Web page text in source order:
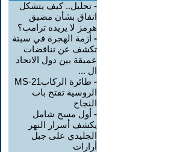
- تحليل.. كيف يتشكل
اتفاق بشأن مضيق
هرمز لا يريده ترامب؟
- أزمة الهجرة في سبتة
تكشف عن تناقضات
عميقة بين دول الاتحاد
ال ...
-
طائرة الركابMS-21
الروسية تفتح باب
النجاح
- أول مسح شامل
يكشف أسرار النهر
الجليدي على جبل
أرارات